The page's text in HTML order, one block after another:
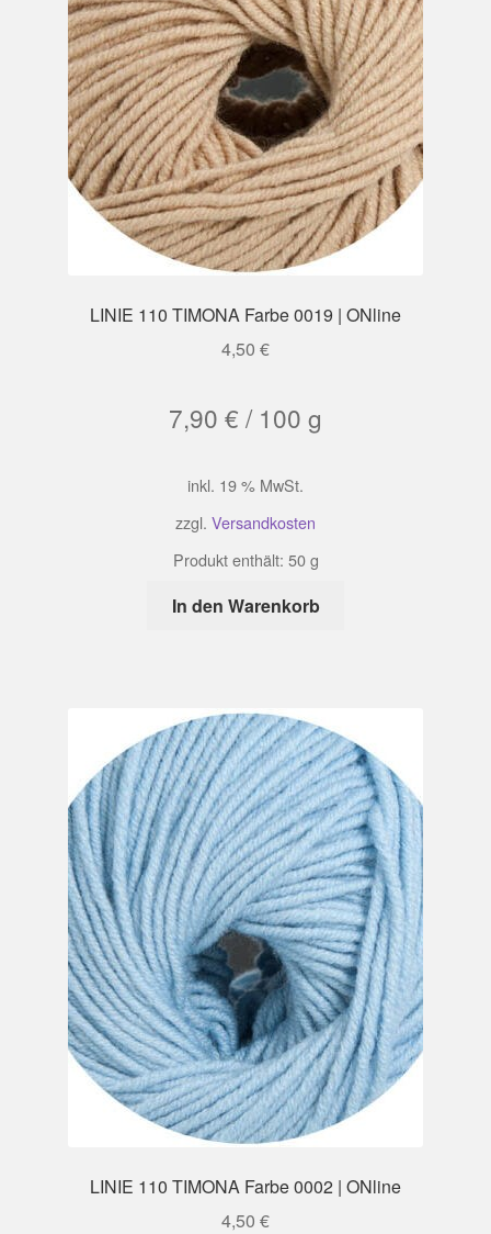
LINIE 110 TIMONA Farbe 0019 | ONline
4,50 €
7,90 € / 100 g
inkl. 19 % MwSt.
zzgl. Versandkosten
Produkt enthält: 50g
In den Warenkorb
LINIE 110 TIMONA Farbe 0002 | ONline
4,50 €